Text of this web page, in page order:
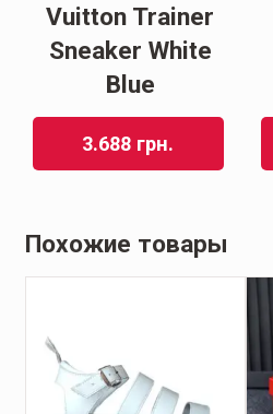
Vuitton Trainer
Sneaker White
Blue
3.688 грн.
Похожие товары